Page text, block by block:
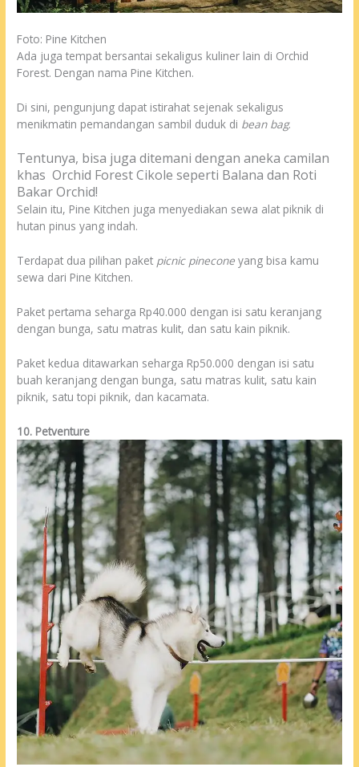
Foto: Pine Kitchen
Ada juga tempat bersantai sekaligus kuliner lain di Orchid
Forest. Dengan nama Pine Kitchen.
Di sini, pengunjung dapat istirahat sejenak sekaligus
menikmatin pemandangan sambil duduk di bean bag.
Tentunya, bisa juga ditemani dengan aneka camilan
khas Orchid Forest Cikole seperti Balana dan Roti
Bakar Orchid!
Selain itu, Pine Kitchen juga menyediakan sewa alat piknik di
hutan pinus yang indah.
Terdapat dua pilihan paket picnic pinecone yang bisa kamu
sewa dari Pine Kitchen.
Paket pertama seharga Rp40.000 dengan isi satu keranjang
dengan bunga, satu matras kulit, dan satu kain piknik.
Paket kedua ditawarkan seharga Rp50.000 dengan isi satu
buah keranjang dengan bunga, satu matras kulit, satu kain
piknik, satu topi piknik, dan kacamata.
10. Petventure